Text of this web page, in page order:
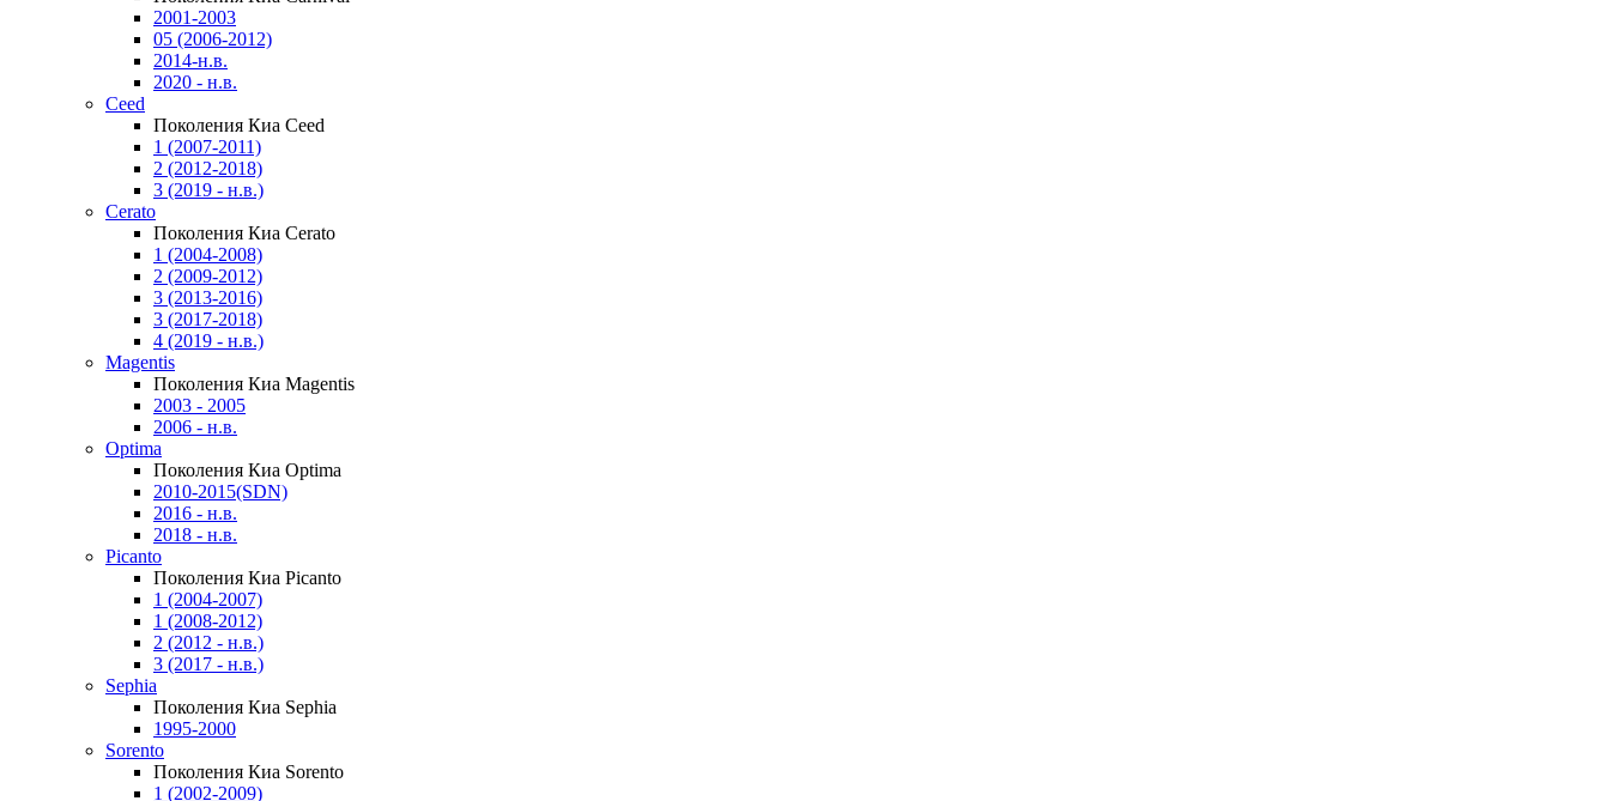
2001-2003
05 (2006-2012)
2014-н.в.
2020 - н.в.
Ceed
Поколения Киа Ceed
1 (2007-2011)
2 (2012-2018)
3 (2019 - н.в.)
Cerato
Поколения Киа Cerato
1 (2004-2008)
2 (2009-2012)
3 (2013-2016)
3 (2017-2018)
4 (2019 - н.в.)
Magentis
Поколения Киа Magentis
2003 - 2005
2006 - н.в.
Optima
Поколения Киа Optima
2010-2015(SDN)
2016 - н.в.
2018 - н.в.
Picanto
Поколения Киа Picanto
1 (2004-2007)
1 (2008-2012)
2 (2012 - н.в.)
3 (2017 - н.в.)
Sephia
Поколения Киа Sephia
1995-2000
Sorento
Поколения Киа Sorento
1 (2002-2009)